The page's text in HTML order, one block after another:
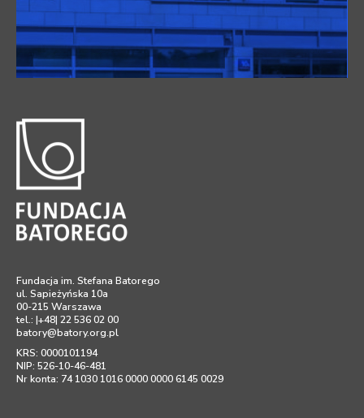
Fundacja im. Stefana Batorego
ul. Sapieżyńska 10a
00-215 Warszawa
tel.: |+48| 22 536 02 00
batory@batory.org.pl
KRS: 0000101194
NIP: 526-10-46-481
Nr konta: 74 1030 1016 0000 0000 6145 0029